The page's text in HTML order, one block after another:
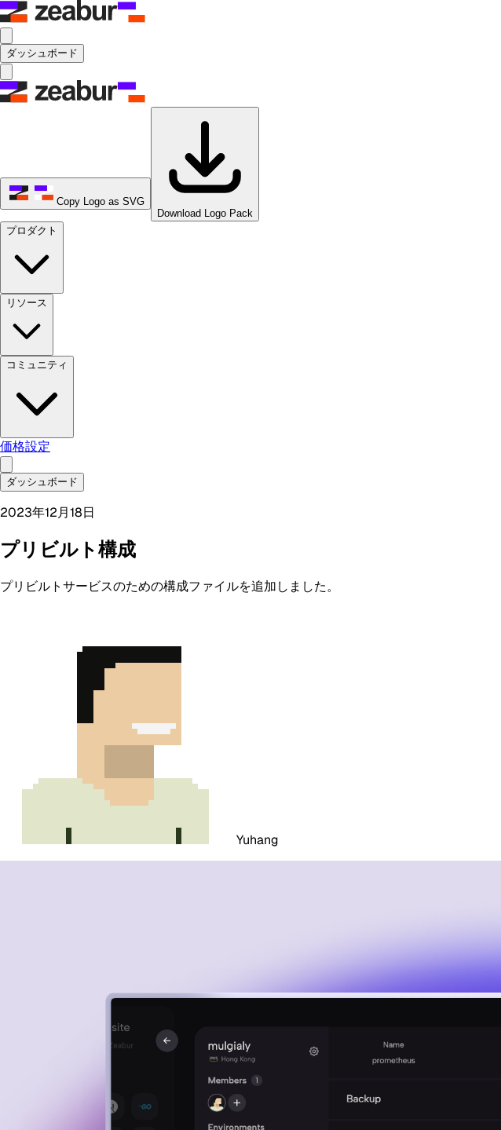
ダッシュボード
Copy Logo as SVG
Download Logo Pack
プロダクト
リソース
コミュニティ
価格設定
ダッシュボード
2023年12月18日
プリビルト構成
プリビルトサービスのための構成ファイルを追加しました。
Yuhang